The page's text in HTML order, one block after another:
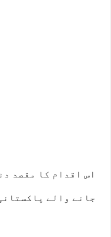
اس اقدام کا مقصد
جانے والے